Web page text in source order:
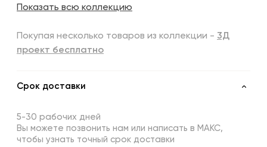
Показать всю коллекцию
Покупая несколько товаров из коллекции - 3Д
проект бесплатно
Срок доставки
5-30 рабочих дней
Вы можете позвонить нам или написать в МАКС,
чтобы узнать точный срок доставки